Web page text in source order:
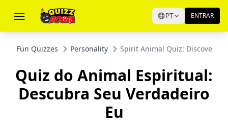
PT ENTRAR
Fun Quizzes Personality Spirit Animal Quiz: Discover
Quiz do Animal Espiritual:
Descubra Seu Verdadeiro
Eu